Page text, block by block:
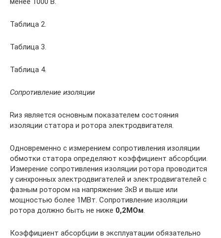
Таблица 2.
Таблица 3.
Таблица 4.
Сопротивление изоляции
Rиз является основным показателем состояния
изоляции статора и ротора электродвигателя.
Одновременно с измерением сопротивления изоляции
обмотки статора определяют коэффи­циент абсорбции.
Измерение сопротивления изоляции ротора проводится
у синхронных электро­двигателей и электродвигателей с
фазным ротором на напряжение 3кВ и выше или
мощностью бо­лее 1МВт. Сопротивление изоляции
ротора должно быть не ниже 0,2МОм.
Коэффициент абсорбции в эксплуатации обязательно